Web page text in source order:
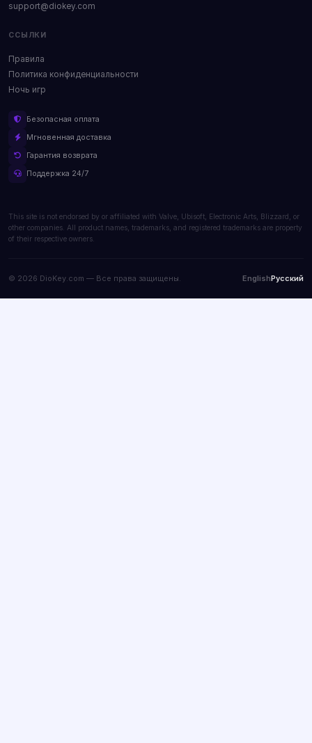
support@diokey.com
ССЫЛКИ
Правила
Политика конфиденциальности
Ночь игр
Безопасная оплата
Мгновенная доставка
Гарантия возврата
Поддержка 24/7
This site is not endorsed by or affiliated with Valve, Ubisoft, Electronic Arts, Blizzard, or
other companies. All product names, trademarks, and registered trademarks are property
of their respective owners.
© 2026 DioKey.com — Все права защищены. EnglishРусский